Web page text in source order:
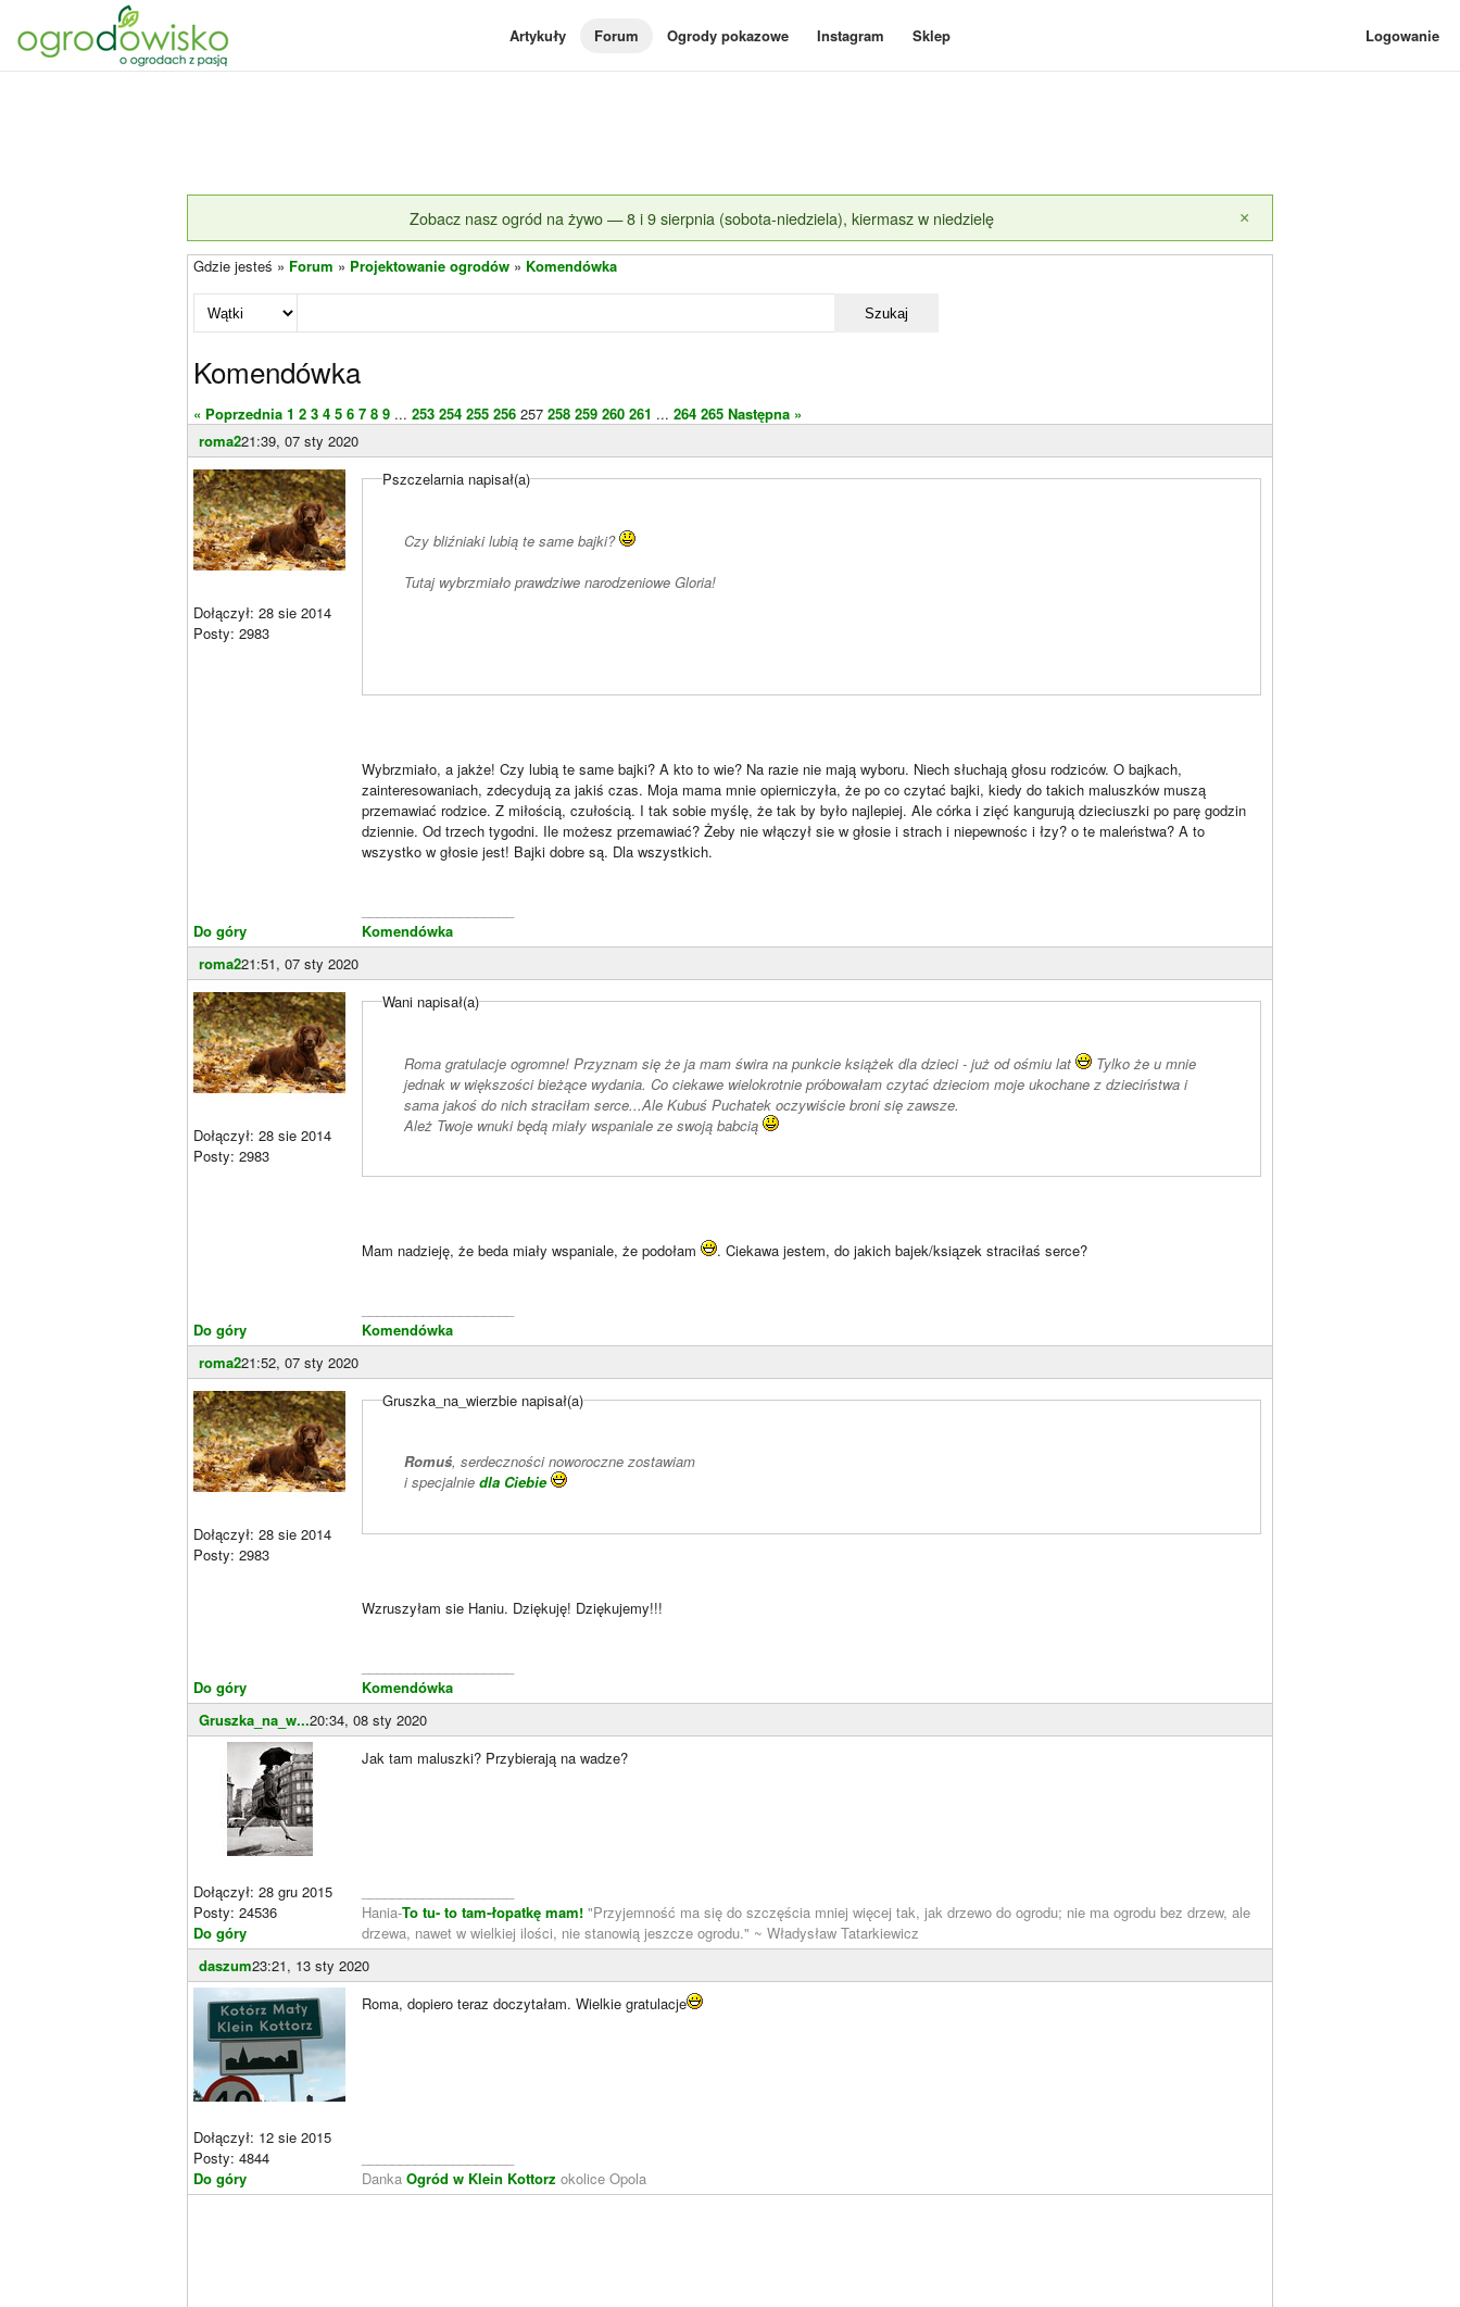
Artykuły Forum Ogrody pokazowe Instagram Sklep Logowanie
Zobacz nasz ogród na żywo — 8 i 9 sierpnia (sobota-niedziela), kiermasz w niedzielę ×
Gdzie jesteś » Forum » Projektowanie ogrodów » Komendówka
Szukaj
Komendówka
« Poprzednia 1 2 3 4 5 6 7 8 9 ... 253 254 255 256 257 258 259 260 261 ... 264 265 Następna »
roma221:39, 07 sty 2020
Dołączył: 28 sie 2014
Posty: 2983
Do góry
Pszczelarnia napisał(a)
Czy bliźniaki lubią te same bajki?
Tutaj wybrzmiało prawdziwe narodzeniowe Gloria!
Wybrzmiało, a jakże! Czy lubią te same bajki? A kto to wie? Na razie nie mają wyboru. Niech słuchają głosu rodziców. O bajkach,
zainteresowaniach, zdecydują za jakiś czas. Moja mama mnie opierniczyła, że po co czytać bajki, kiedy do takich maluszków muszą
przemawiać rodzice. Z miłością, czułością. I tak sobie myślę, że tak by było najlepiej. Ale córka i zięć kangurują dzieciuszki po parę godzin
dziennie. Od trzech tygodni. Ile możesz przemawiać? Żeby nie włączył sie w głosie i strach i niepewnośc i łzy? o te maleństwa? A to
wszystko w głosie jest! Bajki dobre są. Dla wszystkich.
Komendówka
roma221:51, 07 sty 2020
Dołączył: 28 sie 2014
Posty: 2983
Do góry
Wani napisał(a)
Roma gratulacje ogromne! Przyznam się że ja mam świra na punkcie książek dla dzieci - już od ośmiu lat
Tylko że u mnie
jednak w większości bieżące wydania. Co ciekawe wielokrotnie próbowałam czytać dzieciom moje ukochane z dzieciństwa i
sama jakoś do nich straciłam serce...Ale Kubuś Puchatek oczywiście broni się zawsze.
Ależ Twoje wnuki będą miały wspaniale ze swoją babcią
Mam nadzieję, że beda miały wspaniale, że podołam . Ciekawa jestem, do jakich bajek/ksiązek straciłaś serce?
Komendówka
roma221:52, 07 sty 2020
Dołączył: 28 sie 2014
Posty: 2983
Do góry
Gruszka_na_wierzbie napisał(a)
Romuś, serdeczności noworoczne zostawiam
i specjalnie dla Ciebie
Wzruszyłam sie Haniu. Dziękuję! Dziękujemy!!!
Komendówka
Gruszka_na_w...20:34, 08 sty 2020
Dołączył: 28 gru 2015
Posty: 24536
Do góry
Jak tam maluszki? Przybierają na wadze?
Hania-To tu- to tam-łopatkę mam! "Przyjemność ma się do szczęścia mniej więcej tak, jak drzewo do ogrodu; nie ma ogrodu bez drzew, ale
drzewa, nawet w wielkiej ilości, nie stanowią jeszcze ogrodu." ~ Władysław Tatarkiewicz
daszum23:21, 13 sty 2020
Dołączył: 12 sie 2015
Posty: 4844
Do góry
Roma, dopiero teraz doczytałam. Wielkie gratulacje
Danka Ogród w Klein Kottorz okolice Opola